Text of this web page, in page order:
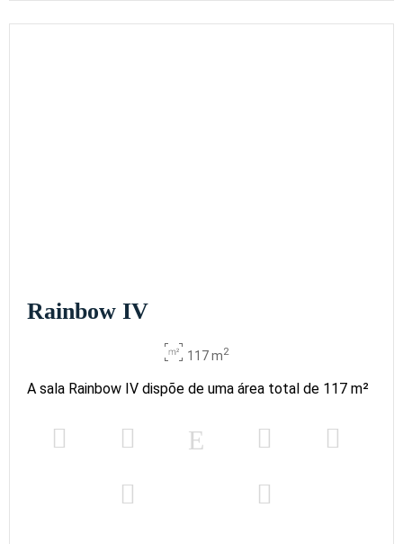
Rainbow IV
117 m2
A sala Rainbow IV dispõe de uma área total de 117 m²